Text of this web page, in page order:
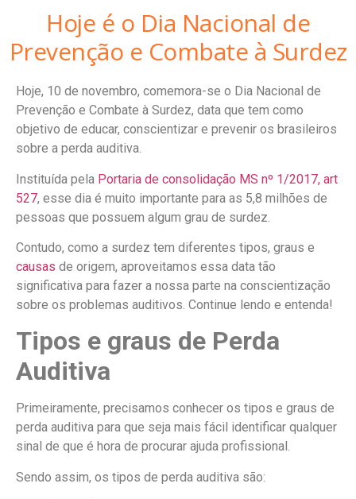
Hoje é o Dia Nacional de
Prevenção e Combate à Surdez
Hoje, 10 de novembro, comemora-se o Dia Nacional de
Prevenção e Combate à Surdez, data que tem como
objetivo de educar, conscientizar e prevenir os brasileiros
sobre a perda auditiva.
Instituída pela Portaria de consolidação MS nº 1/2017, art
527, esse dia é muito importante para as 5,8 milhões de
pessoas que possuem algum grau de surdez.
Contudo, como a surdez tem diferentes tipos, graus e
causas de origem, aproveitamos essa data tão
significativa para fazer a nossa parte na conscientização
sobre os problemas auditivos. Continue lendo e entenda!
Tipos e graus de Perda
Auditiva
Primeiramente, precisamos conhecer os tipos e graus de
perda auditiva para que seja mais fácil identificar qualquer
sinal de que é hora de procurar ajuda profissional.
Sendo assim, os tipos de perda auditiva são: